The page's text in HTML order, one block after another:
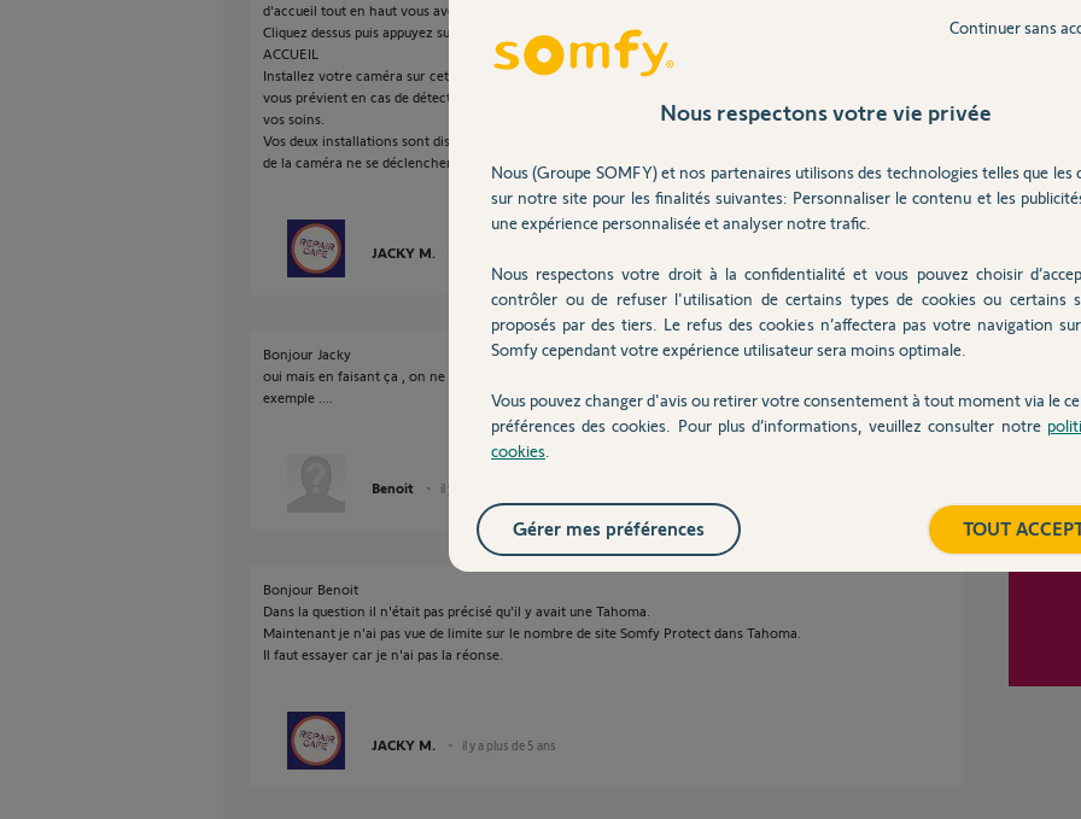
d'accueil tout en haut vous avez le nom de votre installation; Bien souvent c'est MAISON.
Cliquez dessus puis appuyez sur le "+" bleu pour créer une nouvelle installation Ex :
ACCUEIL
Installez votre caméra sur cette nouvelle installation. Celle ci devient alors autonome, elle
vous prévient en cas de détection et le déclenchement de la sirène ne peut être fait que par
vos soins.
Vos deux installations sont distinctes. En cas de déclenchement de Home Alarm, la sirène
de la caméra ne se déclenchera plus.
JACKY M.
Bonjour Jacky
oui mais en faisant ça , on ne peux pas contrôler les deux "sites" avec la même tahoma par
exemple ....
Benoit il y a plus de 5 ans
Bonjour Benoit
Dans la question il n'était pas précisé qu'il y avait une Tahoma.
Maintenant je n'ai pas vue de limite sur le nombre de site Somfy Protect dans Tahoma.
Il faut essayer car je n'ai pas la réonse.
JACKY M. il y a plus de 5 ans
1réponse
réponses
Nous respectons votre vie privée
Nous (Groupe SOMFY) et nos partenaires utilisons des technologies telles que les
sur notre site pour les finalités suivantes: Personnaliser le contenu et les
une expérience personnalisée et analyser notre trafic.
Nous respectons votre droit à la confidentialité et vous pouvez choisir
contrôler ou de refuser l'utilisation de certains types de cookies ou certains
proposés par des tiers. Le refus des cookies n’affectera pas votre navigation
Somfy cependant votre expérience utilisateur sera moins optimale.
Vous pouvez changer d'avis ou retirer votre consentement à tout moment via le
préférences des cookies. Pour plus d’informations, veuillez consulter notre
cookies
Continuer sans
TOUT
Gérer mes préférences